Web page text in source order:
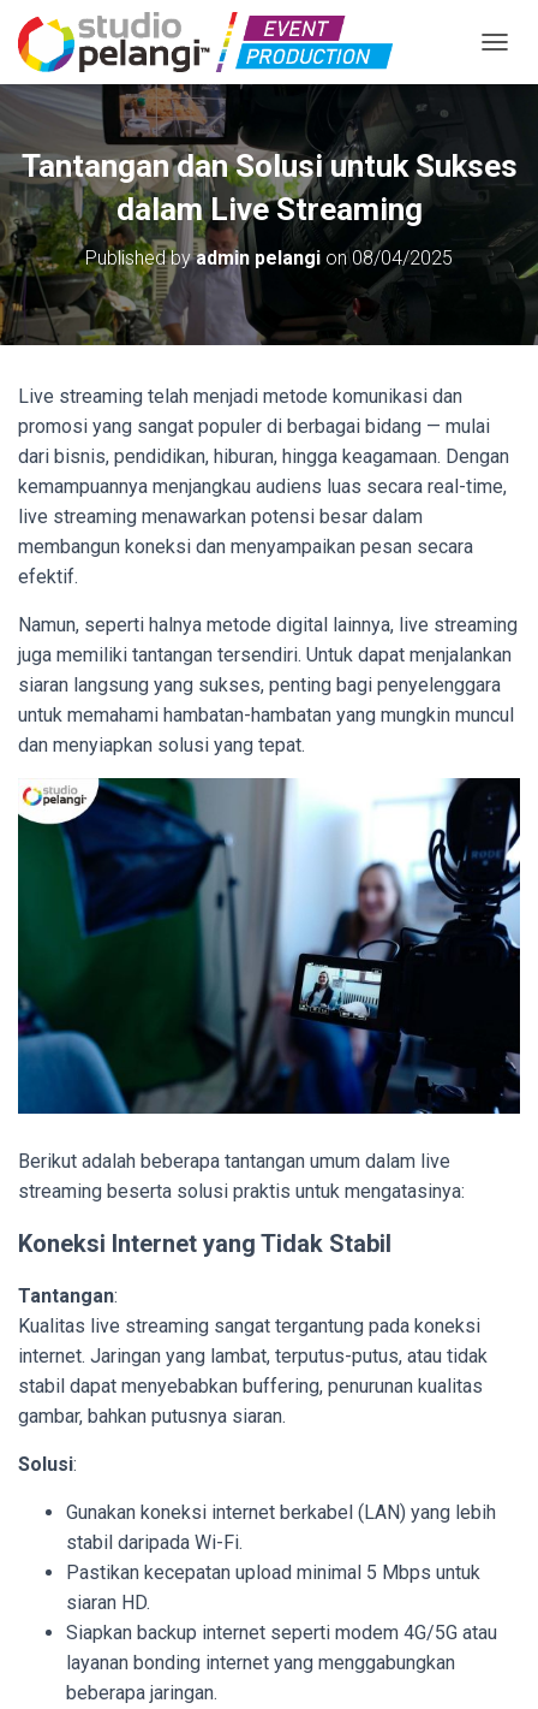
Tantangan dan Solusi untuk Sukses
dalam Live Streaming
Published byadmin pelangi on08/04/2025
Live streaming telah menjadi metode komunikasi dan
promosi yang sangat populer di berbagai bidang — mulai
dari bisnis, pendidikan, hiburan, hingga keagamaan. Dengan
kemampuannya menjangkau audiens luas secara real-time,
live streaming menawarkan potensi besar dalam
membangun koneksi dan menyampaikan pesan secara
efektif.
Namun, seperti halnya metode digital lainnya, live streaming
juga memiliki tantangan tersendiri. Untuk dapat menjalankan
siaran langsung yang sukses, penting bagi penyelenggara
untuk memahami hambatan-hambatan yang mungkin muncul
dan menyiapkan solusi yang tepat.
Berikut adalah beberapa tantangan umum dalam live
streaming beserta solusi praktis untuk mengatasinya:
Koneksi Internet yang Tidak Stabil
Tantangan:
Kualitas live streaming sangat tergantung pada koneksi
internet. Jaringan yang lambat, terputus-putus, atau tidak
stabil dapat menyebabkan buffering, penurunan kualitas
gambar, bahkan putusnya siaran.
Solusi:
Gunakan koneksi internet berkabel (LAN) yang lebih
stabil daripada Wi-Fi.
Pastikan kecepatan upload minimal 5 Mbps untuk
siaran HD.
Siapkan backup internet seperti modem 4G/5G atau
layanan bonding internet yang menggabungkan
beberapa jaringan.